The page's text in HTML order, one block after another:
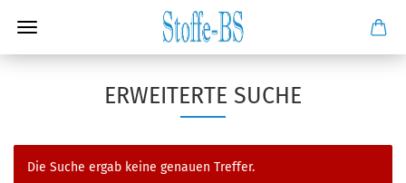
ERWEITERTE SUCHE
Die Suche ergab keine genauen Treffer.